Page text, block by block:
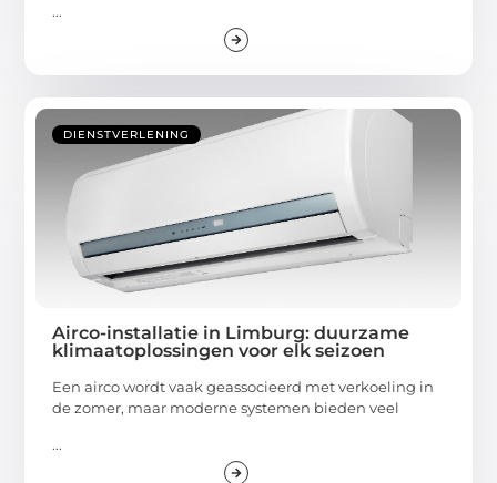
...
DIENSTVERLENING
Airco-installatie in Limburg: duurzame
klimaatoplossingen voor elk seizoen
Een airco wordt vaak geassocieerd met verkoeling in
de zomer, maar moderne systemen bieden veel
...